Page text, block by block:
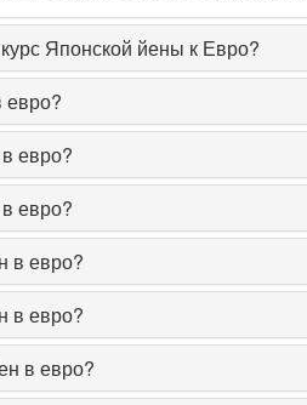
Японской йены к Евро?
евро?
евро?
евро?
в евро?
в евро?
в евро?